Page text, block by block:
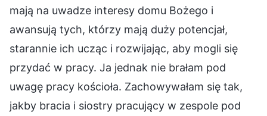
mają na uwadze interesy domu Bożego i
awansują tych, którzy mają duży potencjał,
starannie ich ucząc i rozwijając, aby mogli się
przydać w pracy. Ja jednak nie brałam pod
uwagę pracy kościoła. Zachowywałam się tak,
jakby bracia i siostry pracujący w zespole pod